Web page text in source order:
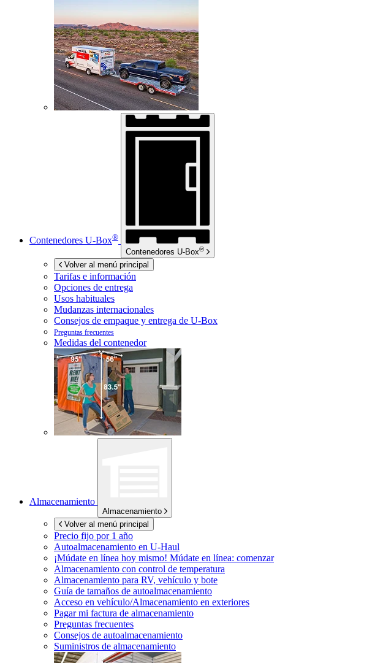
Contenedores U-Box®
Contenedores U-Box®
Volver al menú principal
Tarifas e información
Opciones de entrega
Usos habituales
Mudanzas internacionales
Consejos de empaque y entrega de U-Box
Preguntas frecuentes
Medidas del contenedor
Almacenamiento
Almacenamiento
Volver al menú principal
Precio fijo por 1 año
Autoalmacenamiento en U-Haul
¡Múdate en línea hoy mismo! Múdate en línea: comenzar
Almacenamiento con control de temperatura
Almacenamiento para RV, vehículo y bote
Guía de tamaños de autoalmacenamiento
Acceso en vehículo/Almacenamiento en exteriores
Pagar mi factura de almacenamiento
Preguntas frecuentes
Consejos de autoalmacenamiento
Suministros de almacenamiento